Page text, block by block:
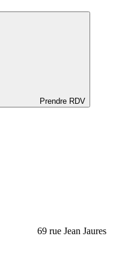
Prendre RDV
69 rue Jean Jaures